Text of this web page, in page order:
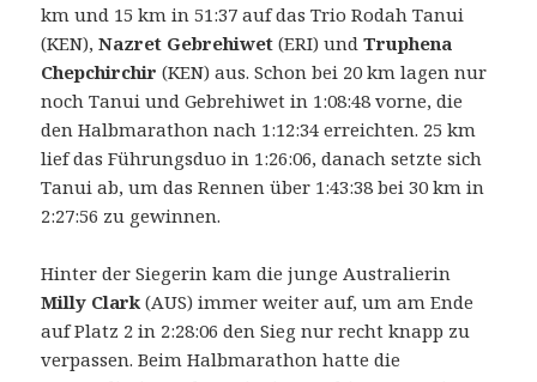
km und 15 km in 51:37 auf das Trio Rodah Tanui
(KEN),Nazret Gebrehiwet (ERI) undTruphena
Chepchirchir (KEN) aus. Schon bei 20 km lagen nur
noch Tanui und Gebrehiwet in 1:08:48 vorne, die
den Halbmarathon nach 1:12:34 erreichten. 25 km
lief das Führungsduo in 1:26:06, danach setzte sich
Tanui ab, um das Rennen über 1:43:38 bei 30 km in
2:27:56 zu gewinnen.
Hinter der Siegerin kam die junge Australierin
Milly Clark(AUS) immer weiter auf, um am Ende
auf Platz 2 in 2:28:06 den Sieg nur recht knapp zu
verpassen. Beim Halbmarathon hatte die